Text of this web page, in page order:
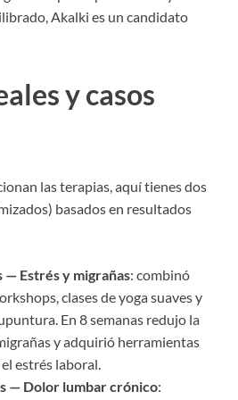
Akalki es un candidato
y casos
las terapias, aquí tienes dos
basados en resultados
— Estrés y migrañas: combinó
clases de yoga suaves y
En 8 semanas redujo la
y adquirió herramientas
estrés laboral.
— Dolor lumbar crónico: